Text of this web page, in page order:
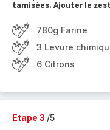
tamisées. Ajouter le
780g Farine
3 Levure
6 Citrons
Etape 3 /5